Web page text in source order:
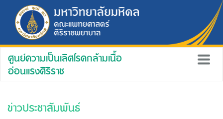
ศูนย์ความเป็นเลิศโรคกล้ามเนื้อ
อ่อนแรงศิริราช
ข่าวประชาสัมพันธ์